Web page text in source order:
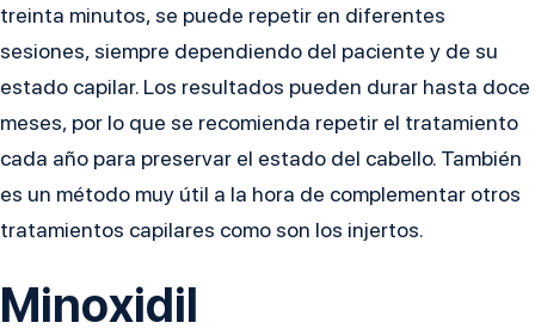
treinta minutos, se puede repetir en diferentes
sesiones, siempre dependiendo del paciente y de su
estado capilar. Los resultados pueden durar hasta doce
meses, por lo que se recomienda repetir el tratamiento
cada año para preservar el estado del cabello. También
es un método muy útil a la hora de complementar otros
tratamientos capilares como son los injertos.
Minoxidil